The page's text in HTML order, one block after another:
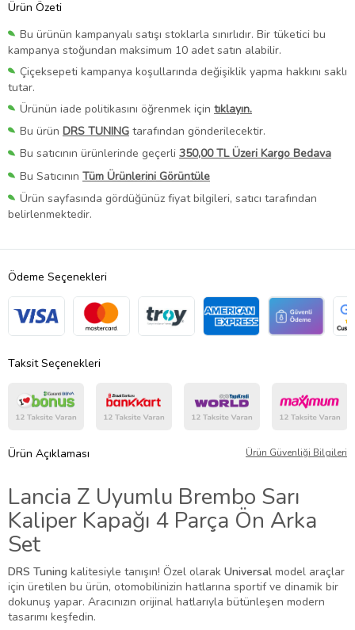
Ürün Özeti
Bu ürünün kampanyalı satışı stoklarla sınırlıdır. Bir tüketici bu
kampanya stoğundan maksimum 10 adet satın alabilir.
Çiçeksepeti kampanya koşullarında değişiklik yapma hakkını saklı
tutar.
Ürünün iade politikasını öğrenmek için tıklayın.
Bu ürün DRS TUNING tarafından gönderilecektir.
Bu satıcının ürünlerinde geçerli 350,00 TL Üzeri Kargo Bedava
Bu Satıcının Tüm Ürünlerini Görüntüle
Ürün sayfasında gördüğünüz fiyat bilgileri, satıcı tarafından
belirlenmektedir.
Ödeme Seçenekleri
Taksit Seçenekleri
Ürün Açıklaması Ürün Güvenliği Bilgileri
Lancia Z Uyumlu Brembo Sarı
Kaliper Kapağı 4 Parça Ön Arka
Set
DRS Tuning kalitesiyle tanışın! Özel olarak Universal model araçlar
için üretilen bu ürün, otomobilinizin hatlarına sportif ve dinamik bir
dokunuş yapar. Aracınızın orijinal hatlarıyla bütünleşen modern
tasarımı keşfedin.